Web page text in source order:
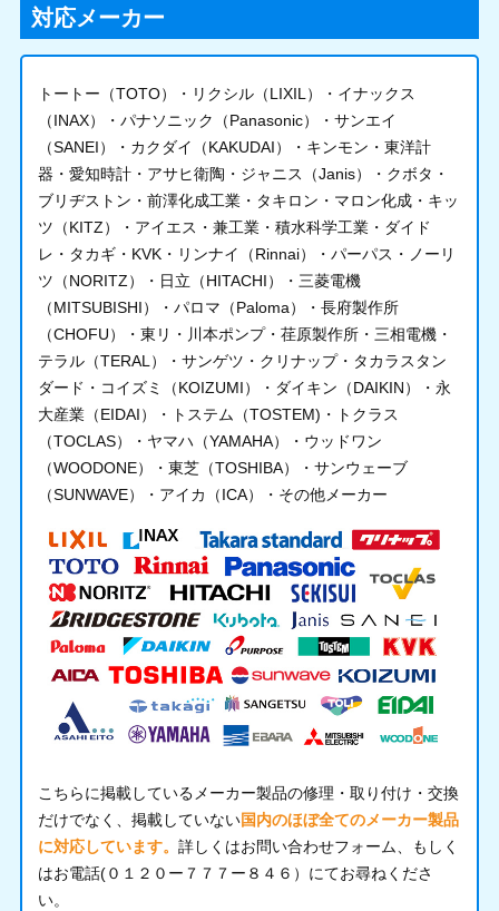
対応メーカー
トートー（TOTO）・リクシル（LIXIL）・イナックス
（INAX）・パナソニック（Panasonic）・サンエイ
（SANEI）・カクダイ（KAKUDAI）・キンモン・東洋計
器・愛知時計・アサヒ衛陶・ジャニス（Janis）・クボタ・
ブリヂストン・前澤化成工業・タキロン・マロン化成・キッ
ツ（KITZ）・アイエス・兼工業・積水科学工業・ダイド
レ・タカギ・KVK・リンナイ（Rinnai）・パーパス・ノーリ
ツ（NORITZ）・日立（HITACHI）・三菱電機
（MITSUBISHI）・パロマ（Paloma）・長府製作所
（CHOFU）・東リ・川本ポンプ・荏原製作所・三相電機・
テラル（TERAL）・サンゲツ・クリナップ・タカラスタン
ダード・コイズミ（KOIZUMI）・ダイキン（DAIKIN）・永
大産業（EIDAI）・トステム（TOSTEM)・トクラス
（TOCLAS）・ヤマハ（YAMAHA）・ウッドワン
（WOODONE）・東芝（TOSHIBA）・サンウェーブ
（SUNWAVE）・アイカ（ICA）・その他メーカー
こちらに掲載しているメーカー製品の修理・取り付け・交換
だけでなく、掲載していない国内のほぼ全てのメーカー製品
に対応しています。 詳しくはお問い合わせフォーム、もしく
はお電話(０１２０ー７７７ー８４６）にてお尋ねくださ
い。